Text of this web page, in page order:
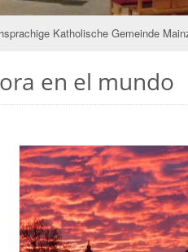
Katholische Gemeinde
en el mundo